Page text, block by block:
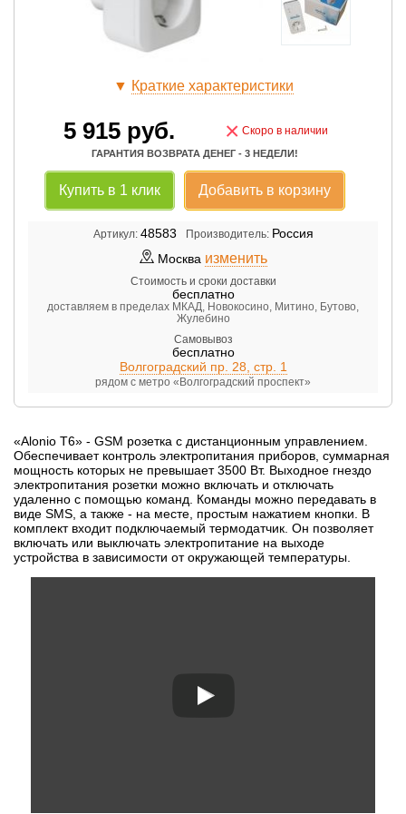
▼ Краткие характеристики
5 915руб. × Скоро в наличии
ГАРАНТИЯ ВОЗВРАТА ДЕНЕГ - 3 НЕДЕЛИ!
Купить в 1 клик Добавить в корзину
Артикул: 48583 Производитель: Россия
Москва изменить
Стоимость и сроки доставки
бесплатно
доставляем в пределах МКАД, Новокосино, Митино, Бутово,
Жулебино
Самовывоз
бесплатно
Волгоградский пр. 28, стр. 1
рядом с метро «Волгоградский проспект»
«Alonio T6» - GSM розетка с дистанционным управлением.
Обеспечивает контроль электропитания приборов, суммарная
мощность которых не превышает 3500 Вт. Выходное гнездо
электропитания розетки можно включать и отключать
удаленно с помощью команд. Команды можно передавать в
виде SMS, а также - на месте, простым нажатием кнопки. В
комплект входит подключаемый термодатчик. Он позволяет
включать или выключать электропитание на выходе
устройства в зависимости от окружающей температуры.